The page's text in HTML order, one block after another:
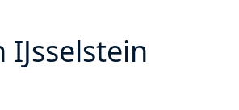
IJsselstein